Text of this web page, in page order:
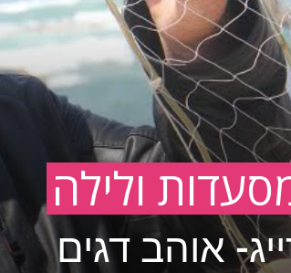
ולילה
אוהב דגים